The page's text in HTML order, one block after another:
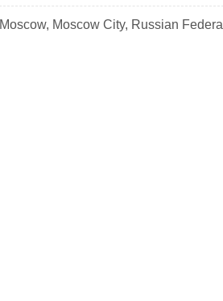
Moscow, Moscow City, Russian